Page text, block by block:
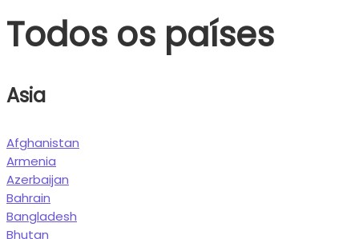
Todos os países
Asia
Afghanistan
Armenia
Azerbaijan
Bahrain
Bangladesh
Bhutan